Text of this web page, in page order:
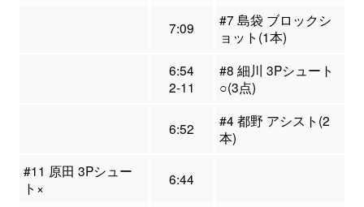
7:09
#7 島袋 ブロックシ
ョット(1本)
6:54
2-11
#8 細川 3Pシュート
○(3点)
6:52
#4 都野 アシスト(2
本)
#11 原田 3Pシュー
ト×
6:44